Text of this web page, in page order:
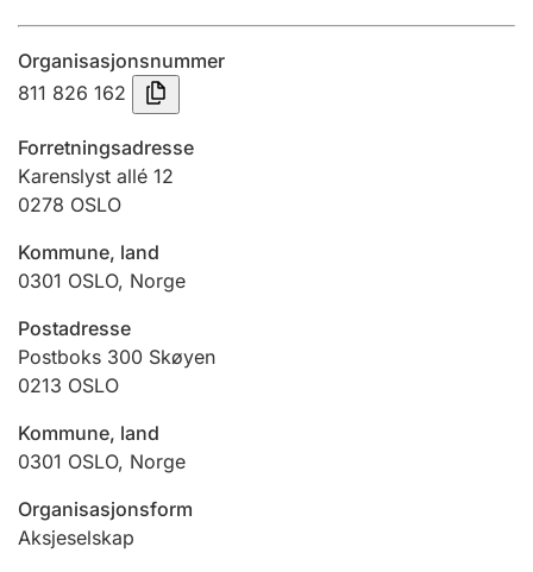
Innsending og forseinkingsgebyr
Tinglysing
Jeger
Ektepaktrettleiaren
Organisasjonsnummer
811 826 162
Forretningsadresse
Karenslyst allé 12
0278 OSLO
Kommune, land
0301 OSLO, Norge
Postadresse
Postboks 300 Skøyen
0213 OSLO
Kommune, land
0301 OSLO, Norge
Organisasjonsform
Aksjeselskap